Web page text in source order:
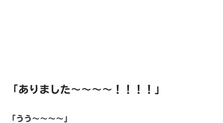
「ありました～～～～！！！！」
「うう～～～～」